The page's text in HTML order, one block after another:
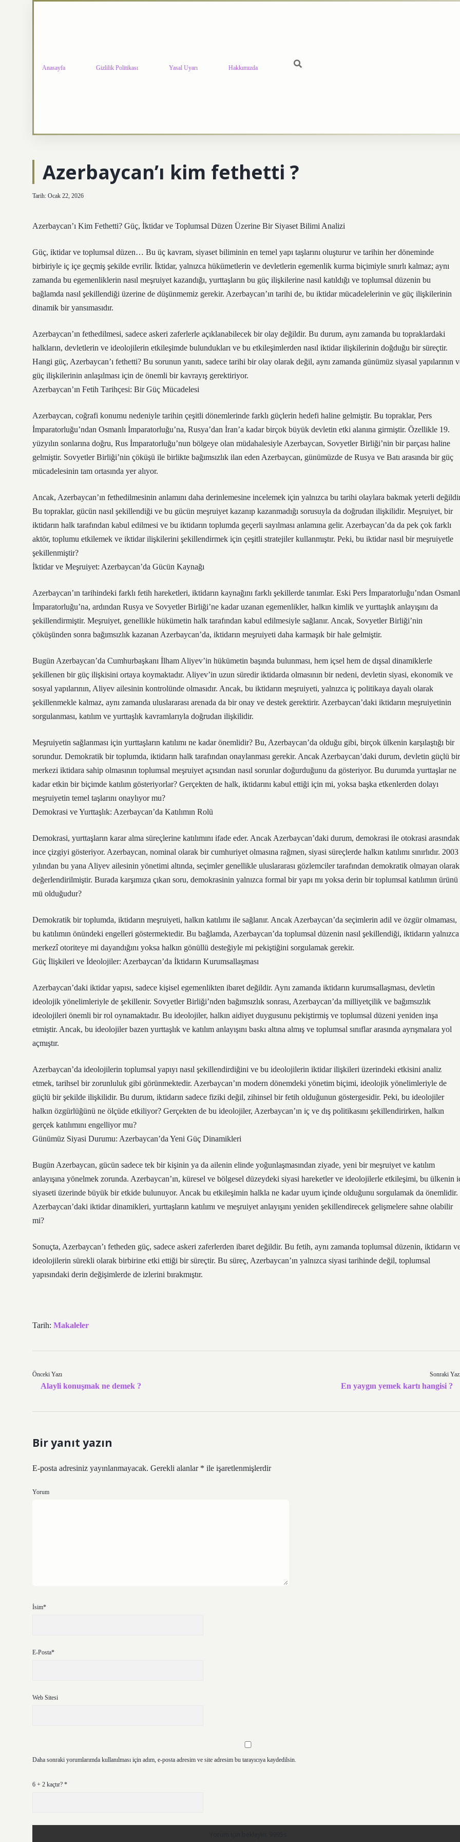
Anasayfa Gizlilik Politikası Yasal Uyarı Hakkımızda
Azerbaycan’ı kim fethetti ?
Tarih: Ocak 22, 2026
Azerbaycan’ı Kim Fethetti? Güç, İktidar ve Toplumsal Düzen Üzerine Bir Siyaset Bilimi Analizi
Güç, iktidar ve toplumsal düzen… Bu üç kavram, siyaset biliminin en temel yapı taşlarını oluşturur ve tarihin her döneminde
birbiriyle iç içe geçmiş şekilde evrilir. İktidar, yalnızca hükümetlerin ve devletlerin egemenlik kurma biçimiyle sınırlı kalmaz; aynı
zamanda bu egemenliklerin nasıl meşruiyet kazandığı, yurttaşların bu güç ilişkilerine nasıl katıldığı ve toplumsal düzenin bu
bağlamda nasıl şekillendiği üzerine de düşünmemiz gerekir. Azerbaycan’ın tarihi de, bu iktidar mücadelelerinin ve güç ilişkilerinin
dinamik bir yansımasıdır.
Azerbaycan’ın fethedilmesi, sadece askeri zaferlerle açıklanabilecek bir olay değildir. Bu durum, aynı zamanda bu topraklardaki
halkların, devletlerin ve ideolojilerin etkileşimde bulundukları ve bu etkileşimlerden nasıl iktidar ilişkilerinin doğduğu bir süreçtir.
Hangi güç, Azerbaycan’ı fethetti? Bu sorunun yanıtı, sadece tarihi bir olay olarak değil, aynı zamanda günümüz siyasal yapılarının
güç ilişkilerinin anlaşılması için de önemli bir kavrayış gerektiriyor.
Azerbaycan’ın Fetih Tarihçesi: Bir Güç Mücadelesi
Azerbaycan, coğrafi konumu nedeniyle tarihin çeşitli dönemlerinde farklı güçlerin hedefi haline gelmiştir. Bu topraklar, Pers
İmparatorluğu’ndan Osmanlı İmparatorluğu’na, Rusya’dan İran’a kadar birçok büyük devletin etki alanına girmiştir. Özellikle 19.
yüzyılın sonlarına doğru, Rus İmparatorluğu’nun bölgeye olan müdahalesiyle Azerbaycan, Sovyetler Birliği’nin bir parçası haline
gelmiştir. Sovyetler Birliği’nin çöküşü ile birlikte bağımsızlık ilan eden Azerbaycan, günümüzde de Rusya ve Batı arasında bir güç
mücadelesinin tam ortasında yer alıyor.
Ancak, Azerbaycan’ın fethedilmesinin anlamını daha derinlemesine incelemek için yalnızca bu tarihi olaylara bakmak yeterli
Bu topraklar, gücün nasıl şekillendiği ve bu gücün meşruiyet kazanıp kazanmadığı sorusuyla da doğrudan ilişkilidir. Meşruiyet, bir
iktidarın halk tarafından kabul edilmesi ve bu iktidarın toplumda geçerli sayılması anlamına gelir. Azerbaycan’da da pek çok farklı
aktör, toplumu etkilemek ve iktidar ilişkilerini şekillendirmek için çeşitli stratejiler kullanmıştır. Peki, bu iktidar nasıl bir meşruiyetle
şekillenmiştir?
İktidar ve Meşruiyet: Azerbaycan’da Gücün Kaynağı
Azerbaycan’ın tarihindeki farklı fetih hareketleri, iktidarın kaynağını farklı şekillerde tanımlar. Eski Pers İmparatorluğu’ndan
İmparatorluğu’na, ardından Rusya ve Sovyetler Birliği’ne kadar uzanan egemenlikler, halkın kimlik ve yurttaşlık anlayışını da
şekillendirmiştir. Meşruiyet, genellikle hükümetin halk tarafından kabul edilmesiyle sağlanır. Ancak, Sovyetler Birliği’nin
çöküşünden sonra bağımsızlık kazanan Azerbaycan’da, iktidarın meşruiyeti daha karmaşık bir hale gelmiştir.
Bugün Azerbaycan’da Cumhurbaşkanı İlham Aliyev’in hükümetin başında bulunması, hem içsel hem de dışsal dinamiklerle
şekillenen bir güç ilişkisini ortaya koymaktadır. Aliyev’in uzun süredir iktidarda olmasının bir nedeni, devletin siyasi, ekonomik ve
sosyal yapılarının, Aliyev ailesinin kontrolünde olmasıdır. Ancak, bu iktidarın meşruiyeti, yalnızca iç politikaya dayalı olarak
şekillenmekle kalmaz, aynı zamanda uluslararası arenada da bir onay ve destek gerektirir. Azerbaycan’daki iktidarın meşruiyetinin
sorgulanması, katılım ve yurttaşlık kavramlarıyla doğrudan ilişkilidir.
Meşruiyetin sağlanması için yurttaşların katılımı ne kadar önemlidir? Bu, Azerbaycan’da olduğu gibi, birçok ülkenin karşılaştığı bir
sorundur. Demokratik bir toplumda, iktidarın halk tarafından onaylanması gerekir. Ancak Azerbaycan’daki durum, devletin güçlü bir
merkezi iktidara sahip olmasının toplumsal meşruiyet açısından nasıl sorunlar doğurduğunu da gösteriyor. Bu durumda yurttaşlar ne
kadar etkin bir biçimde katılım gösteriyorlar? Gerçekten de halk, iktidarını kabul ettiği için mi, yoksa başka etkenlerden dolayı
meşruiyetin temel taşlarını onaylıyor mu?
Demokrasi ve Yurttaşlık: Azerbaycan’da Katılımın Rolü
Demokrasi, yurttaşların karar alma süreçlerine katılımını ifade eder. Ancak Azerbaycan’daki durum, demokrasi ile otokrasi
ince çizgiyi gösteriyor. Azerbaycan, nominal olarak bir cumhuriyet olmasına rağmen, siyasi süreçlerde halkın katılımı sınırlıdır. 2003
yılından bu yana Aliyev ailesinin yönetimi altında, seçimler genellikle uluslararası gözlemciler tarafından demokratik olmayan olarak
değerlendirilmiştir. Burada karşımıza çıkan soru, demokrasinin yalnızca formal bir yapı mı yoksa derin bir toplumsal katılımın ürünü
mü olduğudur?
Demokratik bir toplumda, iktidarın meşruiyeti, halkın katılımı ile sağlanır. Ancak Azerbaycan’da seçimlerin adil ve özgür olmaması,
bu katılımın önündeki engelleri göstermektedir. Bu bağlamda, Azerbaycan’da toplumsal düzenin nasıl şekillendiği, iktidarın yalnızca
merkezî otoriteye mi dayandığını yoksa halkın gönüllü desteğiyle mi pekiştiğini sorgulamak gerekir.
Güç İlişkileri ve İdeolojiler: Azerbaycan’da İktidarın Kurumsallaşması
Azerbaycan’daki iktidar yapısı, sadece kişisel egemenlikten ibaret değildir. Aynı zamanda iktidarın kurumsallaşması, devletin
ideolojik yönelimleriyle de şekillenir. Sovyetler Birliği’nden bağımsızlık sonrası, Azerbaycan’da milliyetçilik ve bağımsızlık
ideolojileri önemli bir rol oynamaktadır. Bu ideolojiler, halkın aidiyet duygusunu pekiştirmiş ve toplumsal düzeni yeniden inşa
etmiştir. Ancak, bu ideolojiler bazen yurttaşlık ve katılım anlayışını baskı altına almış ve toplumsal sınıflar arasında ayrışmalara yol
açmıştır.
Azerbaycan’da ideolojilerin toplumsal yapıyı nasıl şekillendirdiğini ve bu ideolojilerin iktidar ilişkileri üzerindeki etkisini analiz
etmek, tarihsel bir zorunluluk gibi görünmektedir. Azerbaycan’ın modern dönemdeki yönetim biçimi, ideolojik yönelimleriyle de
güçlü bir şekilde ilişkilidir. Bu durum, iktidarın sadece fiziki değil, zihinsel bir fetih olduğunun göstergesidir. Peki, bu ideolojiler
halkın özgürlüğünü ne ölçüde etkiliyor? Gerçekten de bu ideolojiler, Azerbaycan’ın iç ve dış politikasını şekillendirirken, halkın
gerçek katılımını engelliyor mu?
Günümüz Siyasi Durumu: Azerbaycan’da Yeni Güç Dinamikleri
Bugün Azerbaycan, gücün sadece tek bir kişinin ya da ailenin elinde yoğunlaşmasından ziyade, yeni bir meşruiyet ve katılım
anlayışına yönelmek zorunda. Azerbaycan’ın, küresel ve bölgesel düzeydeki siyasi hareketler ve ideolojilerle etkileşimi, bu ülkenin
siyaseti üzerinde büyük bir etkide bulunuyor. Ancak bu etkileşimin halkla ne kadar uyum içinde olduğunu sorgulamak da önemlidir.
Azerbaycan’daki iktidar dinamikleri, yurttaşların katılımı ve meşruiyet anlayışını yeniden şekillendirecek gelişmelere sahne olabilir
mi?
Sonuçta, Azerbaycan’ı fetheden güç, sadece askeri zaferlerden ibaret değildir. Bu fetih, aynı zamanda toplumsal düzenin, iktidarın
ideolojilerin sürekli olarak birbirine etki ettiği bir süreçtir. Bu süreç, Azerbaycan’ın yalnızca siyasi tarihinde değil, toplumsal
yapısındaki derin değişimlerde de izlerini bırakmıştır.
Tarih: Makaleler
Önceki Yazı
Alayli konuşmak ne demek ?
Sonraki
En yaygın yemek kartı hangisi ?
Bir yanıt yazın
E-posta adresiniz yayınlanmayacak. Gerekli alanlar * ile işaretlenmişlerdir
Yorum
İsim*
E-Posta*
Web Sitesi
Daha sonraki yorumlarımda kullanılması için adım, e-posta adresim ve site adresim bu tarayıcıya kaydedilsin.
6 + 2 kaçtır? *